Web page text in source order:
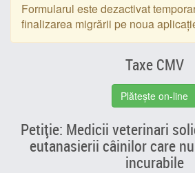
Formularul este dezactivat
finalizarea migrării pe noua
Taxe CMV
Plătește on-line
Petiție: Medicii veterinari
eutanasierii câinilor care
incurabile